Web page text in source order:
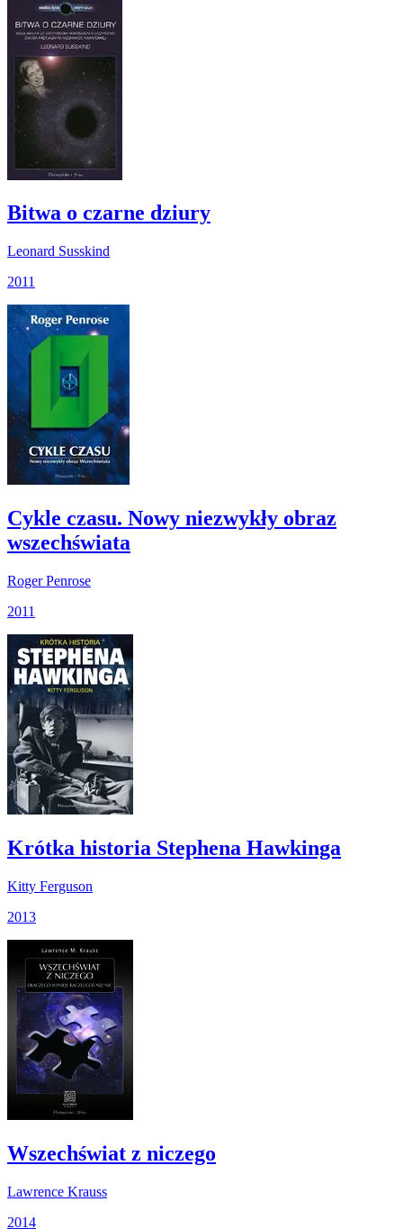
Bitwa o czarne dziury
Leonard Susskind
2011
Cykle czasu. Nowy niezwykły obraz
wszechświata
Roger Penrose
2011
Krótka historia Stephena Hawkinga
Kitty Ferguson
2013
Wszechświat z niczego
Lawrence Krauss
2014